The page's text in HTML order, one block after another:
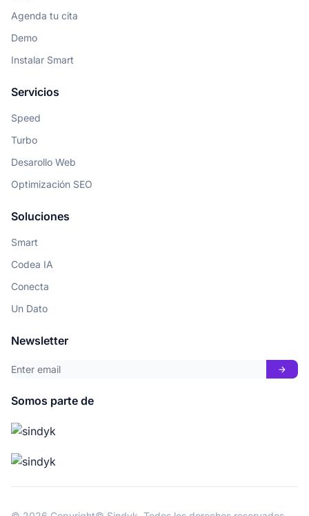
Agenda tu cita
Demo
Instalar Smart
Servicios
Speed
Turbo
Desarollo Web
Optimización SEO
Soluciones
Smart
Codea IA
Conecta
Un Dato
Newsletter
arrow_forward
Somos parte de